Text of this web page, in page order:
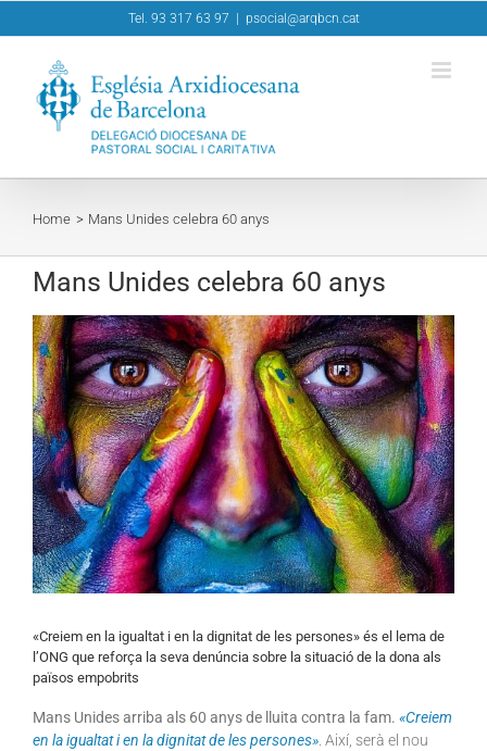
to
Tel. 93 317 63 97 psocial@arqbcn.cat
Home Mans Unides celebra 60 anys
Mans Unides celebra 60 anys
View
Larger
Image
«Creiem en la igualtat i en la dignitat de les persones» és el lema de
l’ONG que reforça la seva denúncia sobre la situació de la dona als
països empobrits
Mans Unides arriba als 60 anys de lluita contra la fam. «Creiem
en la igualtat i en la dignitat de les persones» . Així, serà el nou